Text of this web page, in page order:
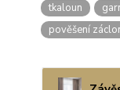
tkaloun
pověšení